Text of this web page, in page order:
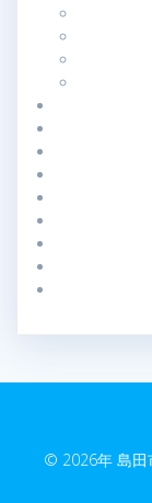
© 2026年 島田